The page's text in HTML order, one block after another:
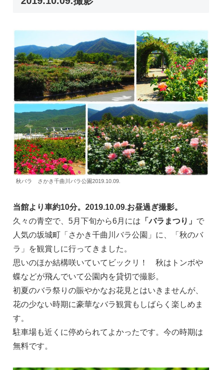
秋バラ さかき千曲川バラ公園2019.10.09.
当館より車約10分。2019.10.09.お昼過ぎ撮影。
久々の青空で、5月下旬から6月には 「バラまつり」 で
人気の坂城町「さかき千曲川バラ公園」に、「秋のバ
ラ」を観賞しに行ってきました。
思いのほか結構咲いていてビックリ！ 秋はトンボや
蝶などが飛んでいて公園内を貸切で撮影。
初夏のバラ祭りの賑やかなお花見とはいきませんが、
花の少ない時期に豪華なバラ観賞もしばらく楽しめま
す。
駐車場も近くに停められてよかったです。今の時期は
無料です。